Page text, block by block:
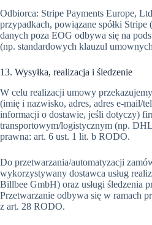
Odbiorca: Stripe Payments Europe,
przypadkach, powiązane spółki
danych poza EOG odbywa się na
(np. standardowych klauzul
13. Wysyłka, realizacja i śledzenie
W celu realizacji umowy
(imię i nazwisko, adres, adres e-mail/
informacji o dostawie, jeśli dotyczy)
transportowym/logistycznym (np.
prawna: art. 6 ust. 1 lit. b RODO.
Do przetwarzania/automatyzacji
wykorzystywany dostawca usług
Billbee GmbH) oraz usługi śledzenia
Przetwarzanie odbywa się w ramach
z art. 28 RODO.